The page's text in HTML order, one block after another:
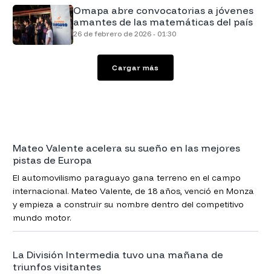
Omapa abre convocatorias a jóvenes
amantes de las matemáticas del país
26 de febrero de 2026 - 01:30
Cargar más
Mateo Valente acelera su sueño en las mejores
pistas de Europa
El automovilismo paraguayo gana terreno en el campo
internacional. Mateo Valente, de 18 años, venció en Monza
y empieza a construir su nombre dentro del competitivo
mundo motor.
La División Intermedia tuvo una mañana de
triunfos visitantes